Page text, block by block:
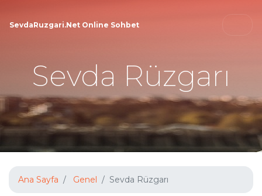
SevdaRuzgari.Net Online Sohbet
Sevda Rüzgarı
Ana Sayfa Genel Sevda Rüzgarı